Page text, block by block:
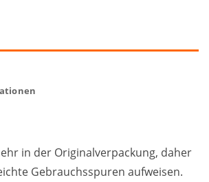
in der Originalverpackung, daher
Gebrauchsspuren aufweisen.